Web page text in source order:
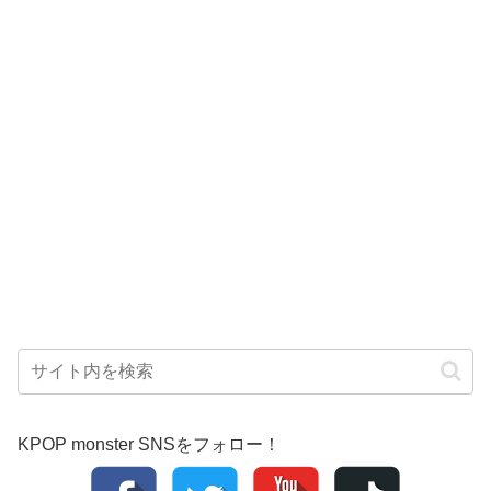
KPOP monster SNSをフォロー！